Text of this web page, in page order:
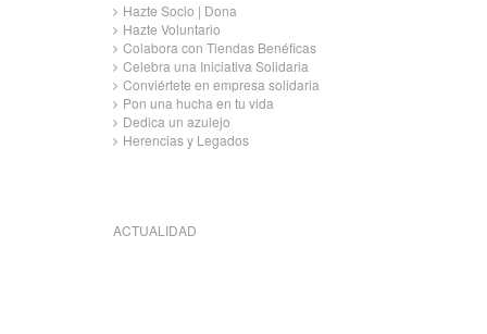
Hazte Socio | Dona
Hazte Voluntario
Colabora con Tiendas Benéficas
Celebra una Iniciativa Solidaria
Conviértete en empresa solidaria
Pon una hucha en tu vida
Dedica un azulejo
Herencias y Legados
ACTUALIDAD